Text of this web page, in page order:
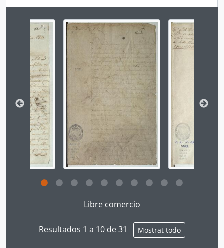
[Subsección] OL 11
[Subsección] OL 12
[Subsección] OL 13
[Subsección] OL 14
[Subsección] OL 15
[Subsección] OL 15a
[Subsección] OL 16
[Subsección] OL 17
[Subsección] OL 18
[Subsección] OL 19
[Subsección] OL 20
[Subsección] OL 21
[Subsección] OL 22
[Subsección] OL 23
[Subsección] OL 24a
[Subsección] OL 26
[Subsección] OL 27
Changing the current slide of this carousel will
Libre comercio
Resultados 1 a 10 de 31 Mostrat todo